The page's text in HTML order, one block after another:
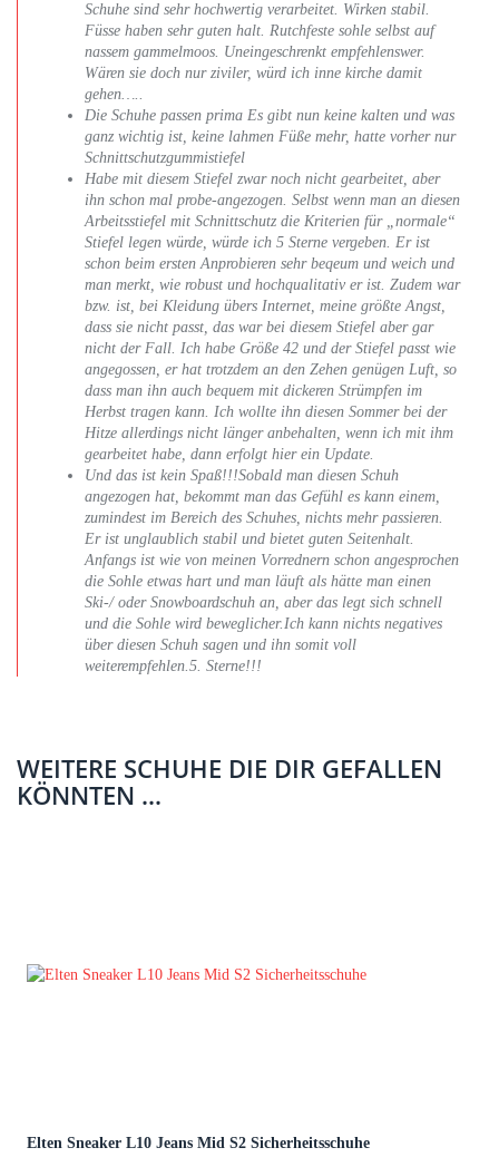
Schuhe sind sehr hochwertig verarbeitet. Wirken stabil.
Füsse haben sehr guten halt. Rutchfeste sohle selbst auf
nassem gammelmoos. Uneingeschrenkt empfehlenswer.
Wären sie doch nur ziviler, würd ich inne kirche damit
gehen…..
Die Schuhe passen prima Es gibt nun keine kalten und was
ganz wichtig ist, keine lahmen Füße mehr, hatte vorher nur
Schnittschutzgummistiefel
Habe mit diesem Stiefel zwar noch nicht gearbeitet, aber
ihn schon mal probe-angezogen. Selbst wenn man an diesen
Arbeitsstiefel mit Schnittschutz die Kriterien für „normale“
Stiefel legen würde, würde ich 5 Sterne vergeben. Er ist
schon beim ersten Anprobieren sehr beqeum und weich und
man merkt, wie robust und hochqualitativ er ist. Zudem war
bzw. ist, bei Kleidung übers Internet, meine größte Angst,
dass sie nicht passt, das war bei diesem Stiefel aber gar
nicht der Fall. Ich habe Größe 42 und der Stiefel passt wie
angegossen, er hat trotzdem an den Zehen genügen Luft, so
dass man ihn auch bequem mit dickeren Strümpfen im
Herbst tragen kann. Ich wollte ihn diesen Sommer bei der
Hitze allerdings nicht länger anbehalten, wenn ich mit ihm
gearbeitet habe, dann erfolgt hier ein Update.
Und das ist kein Spaß!!!Sobald man diesen Schuh
angezogen hat, bekommt man das Gefühl es kann einem,
zumindest im Bereich des Schuhes, nichts mehr passieren.
Er ist unglaublich stabil und bietet guten Seitenhalt.
Anfangs ist wie von meinen Vorrednern schon angesprochen
die Sohle etwas hart und man läuft als hätte man einen
Ski-/ oder Snowboardschuh an, aber das legt sich schnell
und die Sohle wird beweglicher.Ich kann nichts negatives
über diesen Schuh sagen und ihn somit voll
weiterempfehlen.5. Sterne!!!
WEITERE SCHUHE DIE DIR GEFALLEN
KÖNNTEN ...
Elten Sneaker L10 Jeans Mid S2 Sicherheitsschuhe